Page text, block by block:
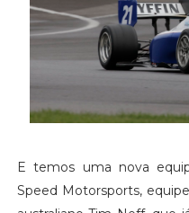
E temos uma nova
Speed Motorsports,